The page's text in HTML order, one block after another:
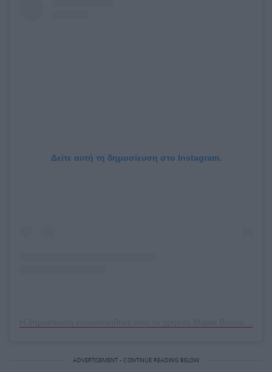
Δείτε αυτή τη δημοσίευση στο Instagram.
ADVERTISEMENT - CONTINUE READING BELOW